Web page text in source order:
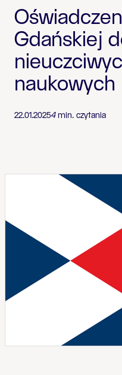
Gdańskiej
naukowych
22.01.20254min. czytania